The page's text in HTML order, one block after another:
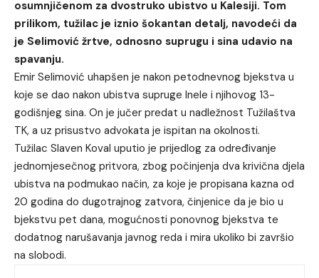
osumnjičenom za dvostruko ubistvo u Kalesiji. Tom
prilikom, tužilac je iznio šokantan detalj, navodeći da
je Selimović žrtve, odnosno suprugu i sina udavio na
spavanju.
Emir Selimović uhapšen je nakon petodnevnog bjekstva u
koje se dao nakon ubistva supruge Inele i njihovog 13-
godišnjeg sina. On je jučer predat u nadležnost Tužilaštva
TK, a uz prisustvo advokata je ispitan na okolnosti.
Tužilac Slaven Koval uputio je prijedlog za određivanje
jednomjesečnog pritvora, zbog počinjenja dva krivična djela
ubistva na podmukao način, za koje je propisana kazna od
20 godina do dugotrajnog zatvora, činjenice da je bio u
bjekstvu pet dana, mogućnosti ponovnog bjekstva te
dodatnog narušavanja javnog reda i mira ukoliko bi završio
na slobodi.